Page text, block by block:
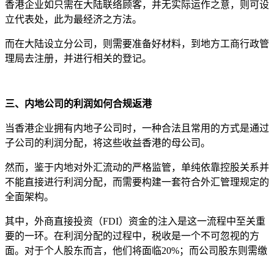
香港企业如只需在大陆联络顾客，并无实际运作之意，则可设
立代表处，此为最经济之方法。
而在大陆设立分公司，则需要准备好材料，到地方工商行政管
理局去注册，并进行相关的登记。
三、内地公司的利润如何合规返港
当香港企业拥有内地子公司时，一种合法且常用的方式是通过
子公司的利润分配，将这些收益香港的母公司。
然而，鉴于内地对外汇流动的严格监管，单纯依靠控股关系并
不能直接进行利润分配，而需要构建一套符合外汇管理规定的
全面架构。
其中，外商直接投资（FDI）资金的注入是这一流程中至关重
要的一环。在利润分配的过程中，税收是一个不可忽视的方
面。对于个人股东而言，他们将面临20%；而公司股东则需缴